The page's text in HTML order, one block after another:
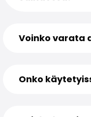
Voinko varata
Onko